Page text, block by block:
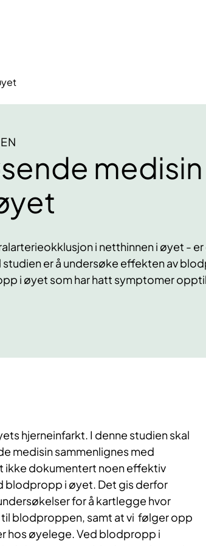
i netthinnen i øyet -
er å undersøke effekten av
i øyet som har hatt symptomer
hjerneinfarkt. I denne studien skal
medisin sammenlignes med
ikke dokumentert noen effektiv
i øyet. Det gis derfor
for å kartlegge hvor
blodproppen, samt at vi følger opp
hos øyelege. Ved blodpropp i